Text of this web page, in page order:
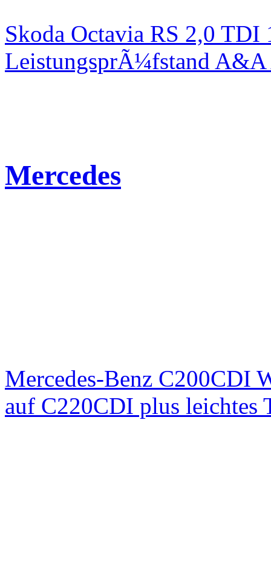
Skoda Octavia RS 2,0
LeistungsprÃ¼fstand
Mercedes
Mercedes-Benz C200CDI
auf C220CDI plus